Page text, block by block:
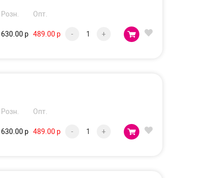
Розн. Опт.
630.00 р 489.00 р - +
Розн. Опт.
630.00 р 489.00 р - +